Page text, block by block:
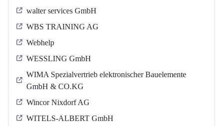
walter services GmbH
WBS TRAINING AG
Webhelp
WESSLING GmbH
WIMA Spezialvertrieb elektronischer Bauelemente
GmbH & CO.KG
Wincor Nixdorf AG
WITELS-ALBERT GmbH